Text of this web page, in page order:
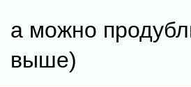
а можно
выше)